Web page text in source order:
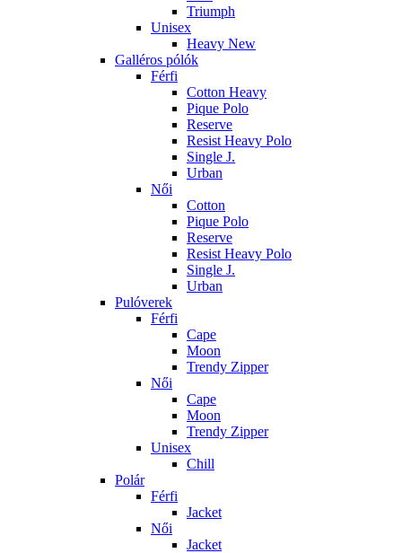
Triumph
Unisex
Heavy New
Galléros pólók
Férfi
Cotton Heavy
Pique Polo
Reserve
Resist Heavy Polo
Single J.
Urban
Női
Cotton
Pique Polo
Reserve
Resist Heavy Polo
Single J.
Urban
Pulóverek
Férfi
Cape
Moon
Trendy Zipper
Női
Cape
Moon
Trendy Zipper
Unisex
Chill
Polár
Férfi
Jacket
Női
Jacket